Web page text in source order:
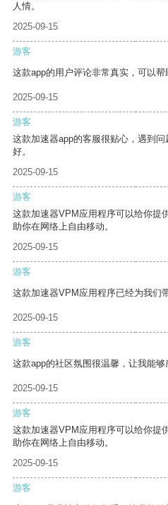
人情。
2025-09-15
游客
这款app的用户评论非常真实，可以帮
2025-09-15
游客
这款加速器app的客服很贴心，遇到
好。
2025-09-15
游客
这款加速器VPM应用程序可以给你提
助你在网络上自由移动。
2025-09-15
游客
这款加速器VPM应用程序已经为我们
2025-09-15
游客
这款app的社区氛围很温馨，让我能够
2025-09-15
游客
这款加速器VPM应用程序可以给你提
助你在网络上自由移动。
2025-09-15
游客